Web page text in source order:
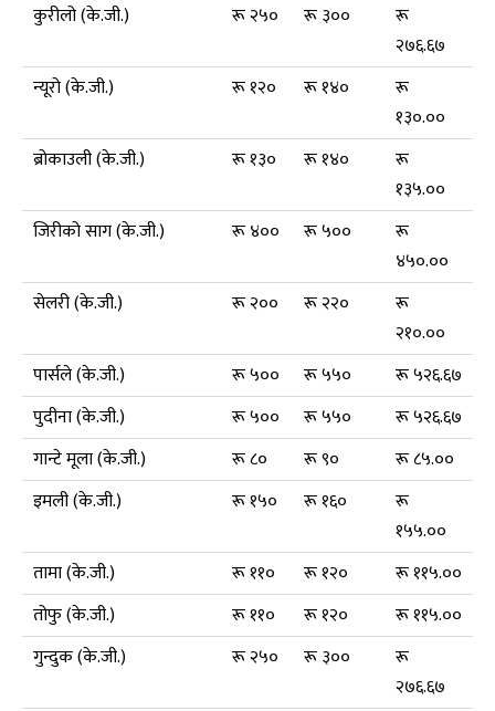
कुरीलो (के.जी.)
रू २५० रू ३००
रू
२७६.६७
न्यूरो (के.जी.)
रू १२० रू १४०
रू
१३०.००
ब्रोकाउली (के.जी.)
रू १३० रू १४०
रू
१३५.००
जिरीको साग (के.जी.)
रू ४०० रू ५००
रू
४५०.००
सेलरी (के.जी.)
रू २०० रू २२०
रू
२१०.००
पार्सले (के.जी.)
रू ५०० रू ५५०
रू ५२६.६७
पुदीना (के.जी.)
रू ५०० रू ५५०
रू ५२६.६७
गान्टे मूला (के.जी.)
रू ८० रू ९०
रू ८५.००
इमली (के.जी.)
रू १५० रू १६०
रू
१५५.००
तामा (के.जी.)
रू ११० रू १२०
रू ११५.००
तोफु (के.जी.)
रू ११० रू १२०
रू ११५.००
गुन्दुक (के.जी.)
रू २५० रू ३००
रू
२७६.६७